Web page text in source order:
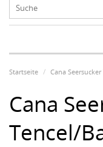
Startseite Cana
Cana
Tencel/